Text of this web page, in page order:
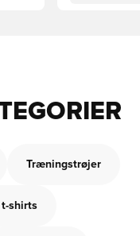
Træningstrøjer
t-shirts